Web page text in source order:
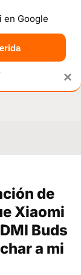
OFERTAS
de
Xiaomi
Buds
a mi
×
en Google